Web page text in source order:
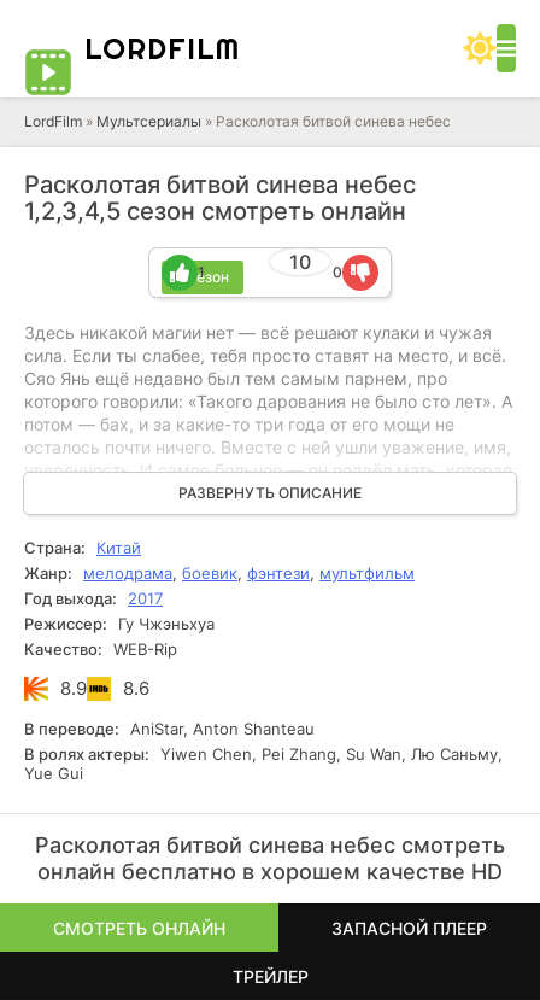
LORDFILM
LordFilm » Мультсериалы » Расколотая битвой синева небес
Расколотая битвой синева небес
1,2,3,4,5 сезон смотреть онлайн
5 сезон
10
1 0
Здесь никакой магии нет — всё решают кулаки и чужая
сила. Если ты слабее, тебя просто ставят на место, и всё.
Сяо Янь ещё недавно был тем самым парнем, про
которого говорили: «Такого дарования не было сто лет». А
потом — бах, и за какие-то три года от его мощи не
осталось почти ничего. Вместе с ней ушли уважение, имя,
уверенность. И самое больное — он подвёл мать, которая
в него верила до последнего. Что это было? Чья-то
грязная уловка, проклятие, чужая зависть? Он собирается
докопаться до причины, вернуть своё и стать сильнее
прежнего. Ради близких, иначе никак.
РАЗВЕРНУТЬ ОПИСАНИЕ
Страна:
Китай
Жанр:
мелодрама, боевик, фэнтези, мультфильм
Год выхода:
2017
Режиссер:
Гу Чжэньхуа
Качество:
WEB-Rip
8.9 8.6
В переводе:
AniStar, Anton Shanteau
В ролях актеры:
Yiwen Chen, Pei Zhang, Su Wan, Лю Саньму,
Yue Gui
Расколотая битвой синева небес смотреть
онлайн бесплатно в хорошем качестве HD
СМОТРЕТЬ ОНЛАЙН ЗАПАСНОЙ ПЛЕЕР
ТРЕЙЛЕР